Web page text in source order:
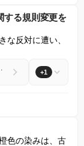
する規則変更を
な反対に遭い、
grants on hold +1
色の染みは、古